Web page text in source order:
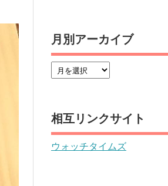
月別アーカイブ
相互リンクサイト
ウォッチタイムズ